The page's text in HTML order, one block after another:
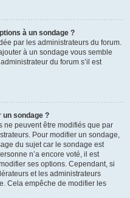
à un sondage ?
par les administrateurs du forum.
à un sondage vous semble
du forum s’il est
sondage ?
ne peuvent être modifiés que par
Pour modifier un sondage,
du sujet car le sondage est
n’a encore voté, il est
ses options. Cependant, si
et les administrateurs
Cela empêche de modifier les